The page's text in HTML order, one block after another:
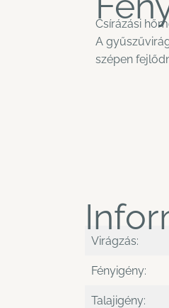
Csírázási
A
szépen
Virágzás:
Fényigény:
Talajigény: